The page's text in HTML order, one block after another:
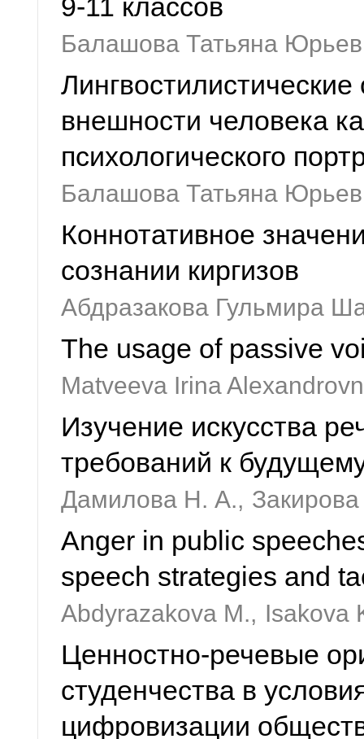
9-11 классов
Балашова Татьяна
внешности человека
психологического
Балашова Татьяна
Коннотативное
сознании киргизов
Абдразакова Гульмира
The usage of passive
Matveeva Irina
Изучение искусства
требований к
Дамилова Н. А.,
Anger in public
speech strategies and
Abdyrazakova M., Isakova
Ценностно-речевые
студенчества в
цифровизации